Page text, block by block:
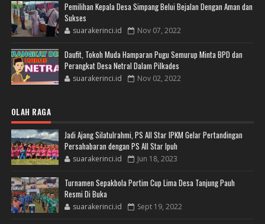
Pemilihan Kepala Desa Simpang Belui Bejalan Dengan Aman dan
Sukses
suarakerinci.id Nov 07, 2022
Daufit, Tokoh Muda Hamparan Pugu Semurup Minta BPD dan
Perangkat Desa Netral Dalam Pilkades
suarakerinci.id Nov 02, 2022
OLAH RAGA
Jadi Ajang Silatulrahmi, PS All Star IPKM Gelar Pertandingan
Persahabaran dengan PS All Star Ipuh
suarakerinci.id Jun 18, 2023
Turnamen Sepakbola Portim Cup Lima Desa Tanjung Pauh
Resmi Di Buka
suarakerinci.id Sept 19, 2022